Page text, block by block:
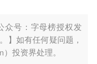
众号：字母榜授权发
】如有任何疑问题，
投资界处理。